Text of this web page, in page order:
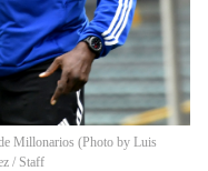
Millonarios (Photo by Luis
/ Staff